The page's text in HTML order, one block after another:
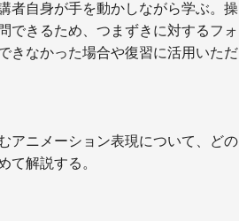
者自身が手を動かしながら学ぶ。操
できるため、つまずきに対するフォ
きなかった場合や復習に活用いただ
アニメーション表現について、どの
て解説する。